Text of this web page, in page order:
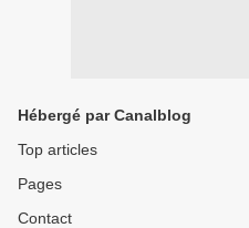
Hébergé par Canalblog
Top articles
Pages
Contact